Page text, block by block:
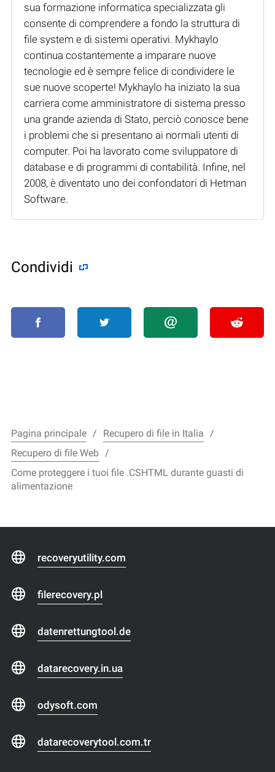
sua formazione informatica specializzata gli
consente di comprendere a fondo la struttura di
file system e di sistemi operativi. Mykhaylo
continua costantemente a imparare nuove
tecnologie ed è sempre felice di condividere le
sue nuove scoperte! Mykhaylo ha iniziato la sua
carriera come amministratore di sistema presso
una grande azienda di Stato, perciò conosce bene
i problemi che si presentano ai normali utenti di
computer. Poi ha lavorato come sviluppatore di
database e di programmi di contabilità. Infine, nel
2008, è diventato uno dei confondatori di Hetman
Software.
Condividi
Pagina principale
Recupero di file in Italia
Recupero di file Web
Come proteggere i tuoi file .CSHTML durante guasti di
alimentazione
recoveryutility.com
filerecovery.pl
datenrettungtool.de
datarecovery.in.ua
odysoft.com
datarecoverytool.com.tr